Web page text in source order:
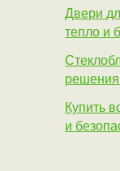
Двери
тепло и
решения
Купить
и